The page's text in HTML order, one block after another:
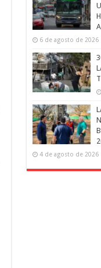
6 de agosto de 2026
4 de agosto de 2026